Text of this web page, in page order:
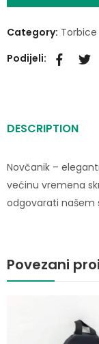
Category: Torbice
Podijeli:
DESCRIPTION
Novčanik –
većinu vremena
odgovarati našem
Povezani